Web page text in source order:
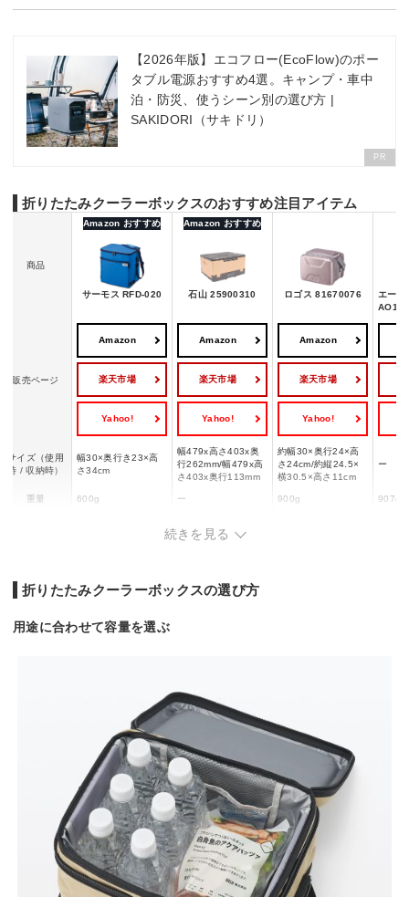
【2026年版】エコフロー(EcoFlow)のポー
タブル電源おすすめ4選。キャンプ・車中
泊・防災、使うシーン別の選び方 |
SAKIDORI（サキドリ）
PR
折りたたみクーラーボックスのおすすめ注目アイテム
商品
Amazon おすすめ
サーモス RFD-020
Amazon おすすめ
石山 25900310 ロゴス 81670076
エーオ
AO12
販売ページ
Amazon
楽天市場
Yahoo!
Amazon
楽天市場
Yahoo!
Amazon
楽天市場
Yahoo!
サイズ（使用
時 / 収納時）
幅30×奥行き23×高
さ34cm
幅479x高さ403x奥
行262mm/幅479x高
さ403x奥行113mm
約幅30×奥行24×高
さ24cm/約縦24.5×
横30.5×高さ11cm
ー
重量 600g ー 900g 907g
ウレタン・発泡ポリ
エチレン・ポリプロ
続きを見る
折りたたみクーラーボックスの選び方
用途に合わせて容量を選ぶ